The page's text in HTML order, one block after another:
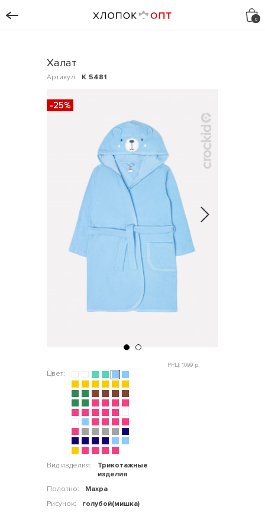
Халат
Артикул: К 5481
-25%
Цвет:
Вид изделия:
Трикотажные
изделия
Полотно:
Махра
Рисунок:
голубой(мишка)
РРЦ: 1099 р.